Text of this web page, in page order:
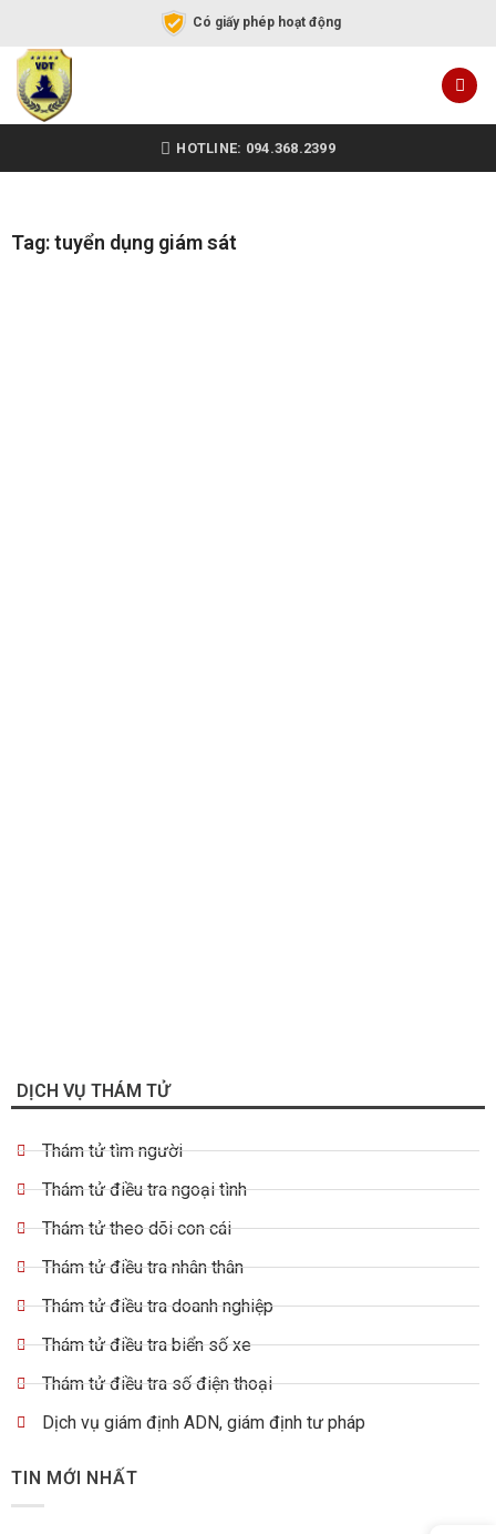
Có giấy phép hoạt động
HOTLINE: 094.368.2399
Tag: tuyển dụng giám sát
DỊCH VỤ THÁM TỬ
Thám tử tìm người
Thám tử điều tra ngoại tình
Thám tử theo dõi con cái
Thám tử điều tra nhân thân
Thám tử điều tra doanh nghiệp
Thám tử điều tra biển số xe
Thám tử điều tra số điện thoại
Dịch vụ giám định ADN, giám định tư pháp
TIN MỚI NHẤT